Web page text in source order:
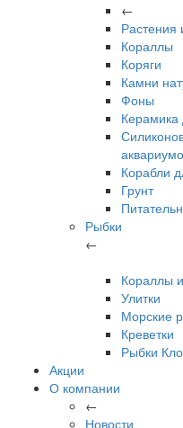
←
Растения
Кораллы
Коряги
Камни
Фоны
Керамика
Корабли
Грунт
Рыбки
←
Кораллы
Улитки
Морские
Креветки
Рыбки
Акции
О компании
←
Новости